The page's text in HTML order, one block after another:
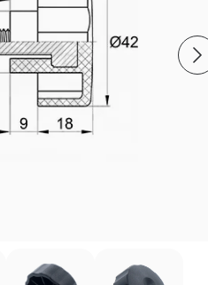
с резьбой
для школьных